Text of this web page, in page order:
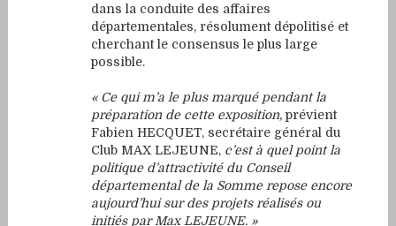
dans la conduite des affaires
départementales, résolument dépolitisé et
cherchant le consensus le plus large
possible.
« Ce qui m’a le plus marqué pendant la
préparation de cette exposition,prévient
Fabien HECQUET, secrétaire général du
Club MAX LEJEUNE, c’est à quel point la
politique d’attractivité du Conseil
départemental de la Somme repose encore
aujourd’hui sur des projets réalisés ou
initiés par Max LEJEUNE. »